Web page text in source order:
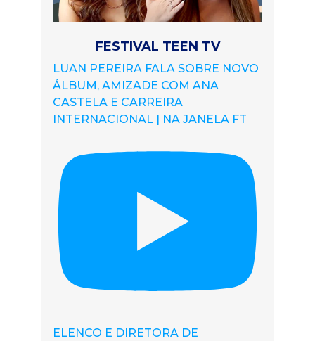
FESTIVAL TEEN TV
LUAN PEREIRA FALA SOBRE NOVO
ÁLBUM, AMIZADE COM ANA
CASTELA E CARREIRA
INTERNACIONAL | NA JANELA FT
ELENCO E DIRETORA DE